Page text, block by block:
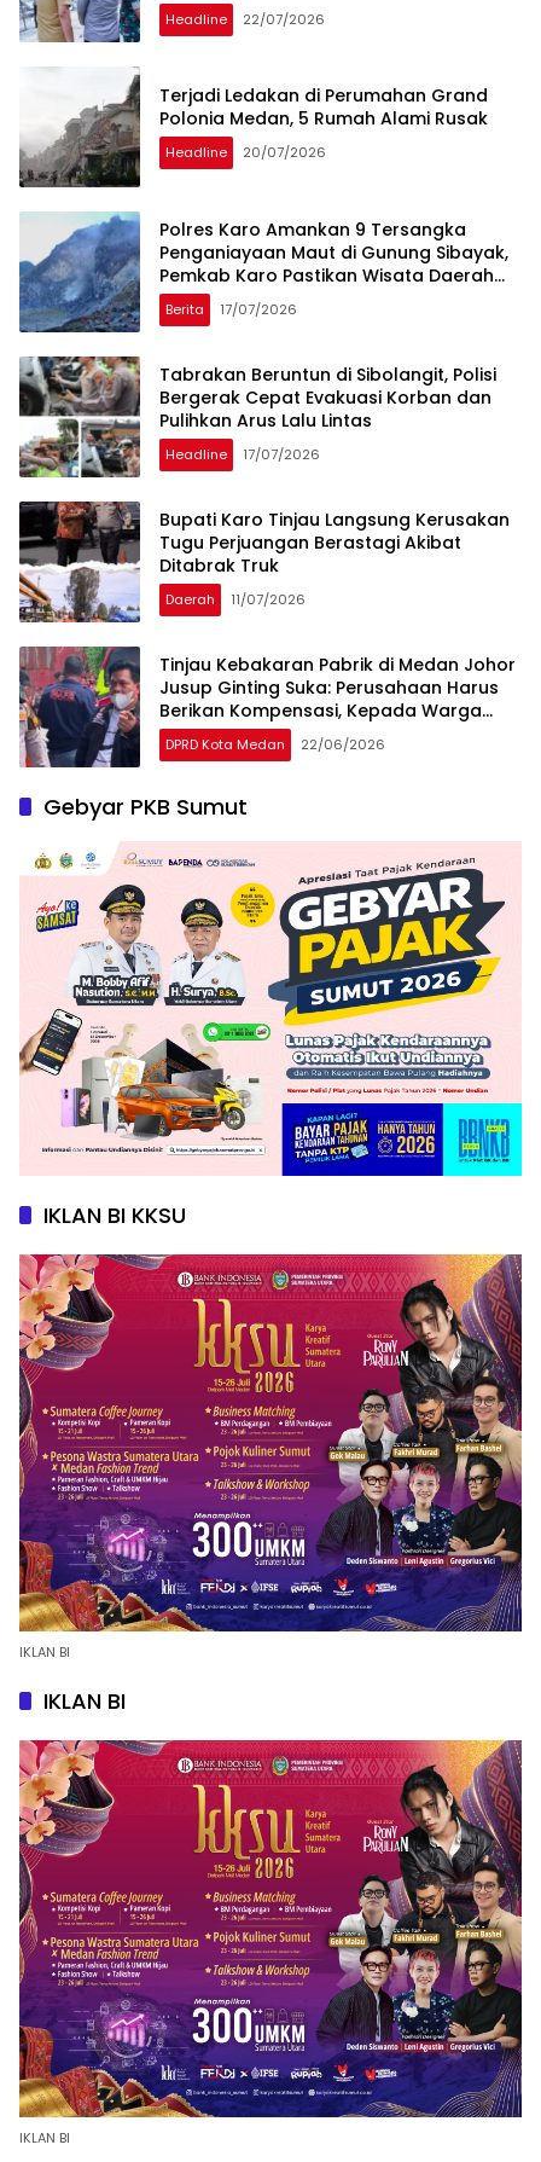
Headline 22/07/2026
Terjadi Ledakan di Perumahan Grand
Polonia Medan, 5 Rumah Alami Rusak
Headline 20/07/2026
Polres Karo Amankan 9 Tersangka
Penganiayaan Maut di Gunung Sibayak,
Pemkab Karo Pastikan Wisata Daerah
Tetap Aman dan Kondusif
Berita 17/07/2026
Tabrakan Beruntun di Sibolangit, Polisi
Bergerak Cepat Evakuasi Korban dan
Pulihkan Arus Lalu Lintas
Headline 17/07/2026
Bupati Karo Tinjau Langsung Kerusakan
Tugu Perjuangan Berastagi Akibat
Ditabrak Truk
Daerah 11/07/2026
Tinjau Kebakaran Pabrik di Medan Johor
Jusup Ginting Suka: Perusahaan Harus
Berikan Kompensasi, Kepada Warga
Terdampak
DPRD Kota Medan 22/06/2026
Gebyar PKB Sumut
IKLAN BI KKSU
IKLAN BI
IKLAN BI
IKLAN BI